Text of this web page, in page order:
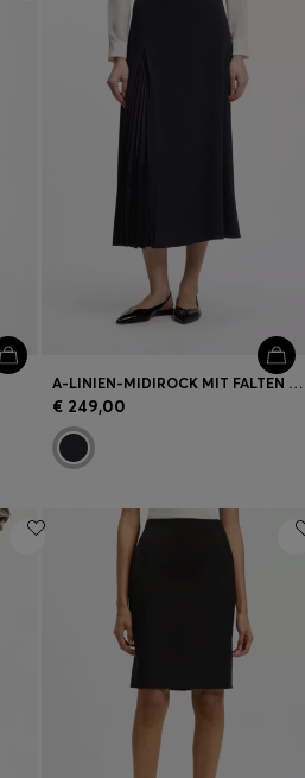
A-LINIEN-MIDIROCK MIT FALTEN AUF DER VORDERSEITE
€ 249,00